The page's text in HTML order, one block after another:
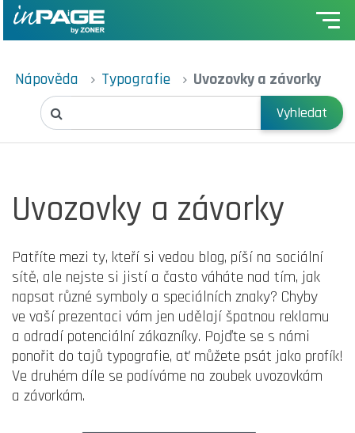
Nápověda Typografie Uvozovky a závorky
Vyhledat
Uvozovky a závorky
Patříte mezi ty, kteří si vedou blog, píší na sociální
sítě, ale nejste si jistí a často váháte nad tím, jak
napsat různé symboly a speciálních znaky? Chyby
ve vaší prezentaci vám jen udělají špatnou reklamu
a odradí potenciální zákazníky. Pojďte se s námi
ponořit do tajů typografie, ať můžete psát jako profík!
Ve druhém díle se podíváme na zoubek uvozovkám
a závorkám.